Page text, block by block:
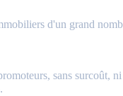
d'un grand
sans surcoût,